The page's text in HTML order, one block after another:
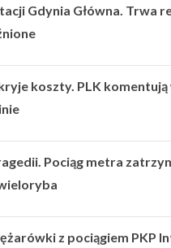
Gdynia Główna. Trwa
koszty. PLK
Pociąg metra
z pociągiem PKP